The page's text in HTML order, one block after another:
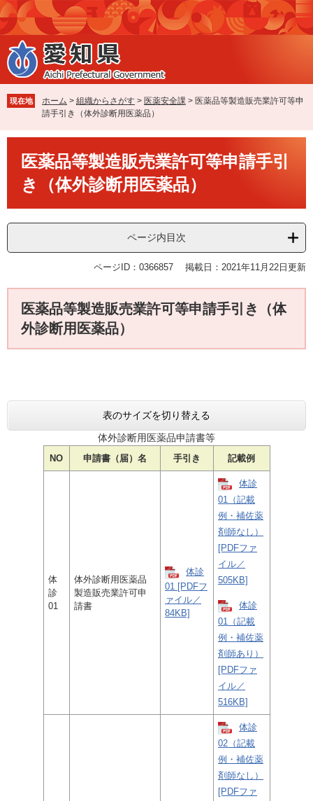
ペ
ー
ジ
の
先
で
す
メ
ニ
ュ
ー
を
ば
し
本
現在地 ホーム > 組織からさがす > 医薬安全課 > 医薬品等製造販売業許可等申
請手引き（体外診断用医薬品）
医薬品等製造販売業許可等申請手引
き（体外診断用医薬品）
ページ内目次
ページID：0366857 掲載日：2021年11月22日更新
医薬品等製造販売業許可等申請手引き（体
外診断用医薬品）
表のサイズを切り替える
体外診断用医薬品申請書等
NO 申請書（届）名 手引き 記載例
体
診
01
体外診断用医薬品
製造販売業許可申
請書
体診
01 [PDFフ
ァイル／
84KB]
体診
01（記載
例・補佐薬
剤師なし）
[PDFファ
イル／
505KB]
体診
01（記載
例・補佐薬
剤師あり）
[PDFファ
イル／
516KB]
体診
02（記載
例・補佐薬
剤師なし）
[PDFファ